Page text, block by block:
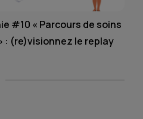
#10 « Parcours de soins
: (re)visionnez le replay